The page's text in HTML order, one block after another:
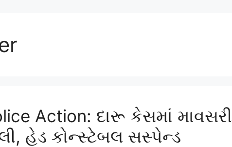
Action: દારૂ કેસમાં માવસરી
હેડ કોન્સ્ટેબલ સસ્પેન્ડ